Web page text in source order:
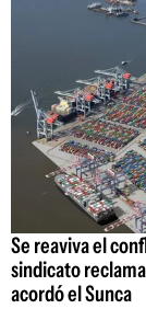
Se reaviva el
sindicato
acordó el Sunca